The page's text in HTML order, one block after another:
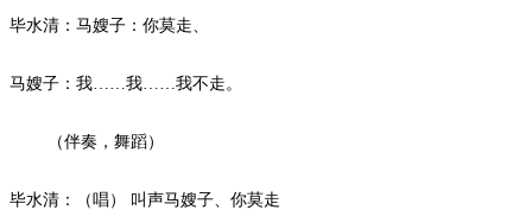
毕水清：马嫂子：你莫走、
马嫂子：我 ……我…… 我不走。
（伴奏，舞蹈）
毕水清：（唱） 叫声马嫂子、你莫走